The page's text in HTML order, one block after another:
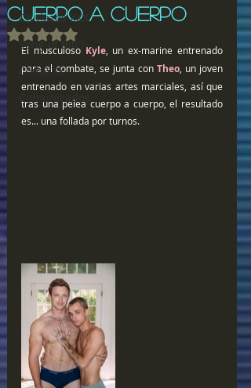
Chulazos XXX
Song of Bitch
ComiXXX
Comunicados
CUERPO A CUERPO
Obtuvo NaN de 5 estrellas.
El musculoso Kyle, un ex-marine entrenado
para el combate, se junta con Theo , un joven
entrenado en varias artes marciales, así que
tras una pelea cuerpo a cuerpo, el resultado
es... una follada por turnos.